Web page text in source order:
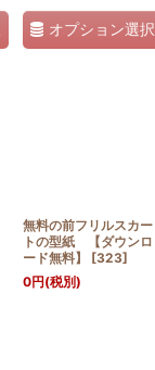
オプション選択
無料の前フリルスカー
トの型紙 【ダウンロ
ード無料】
[323]
0円(税別)